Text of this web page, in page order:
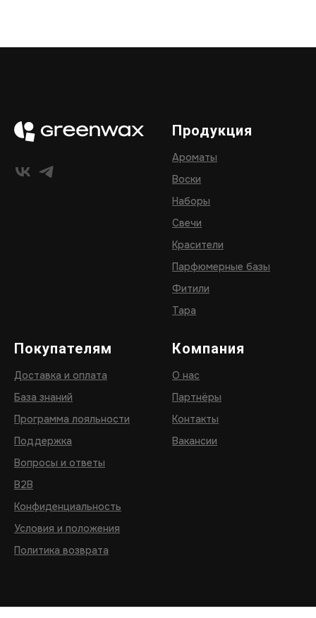
Продукция
Ароматы
Воски
Наборы
Свечи
Красители
Парфюмерные базы
Фитили
Тара
Покупателям
Доставка и оплата
База знаний
Программа лояльности
Поддержка
Вопросы и ответы
B2B
Конфиденциальность
Условия и положения
Политика возврата
Компания
О нас
Партнёры
Контакты
Вакансии